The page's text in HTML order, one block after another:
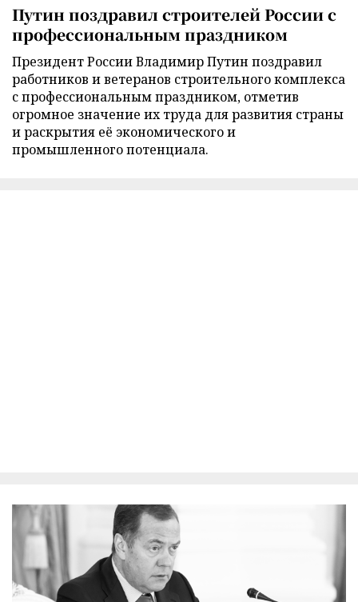
Путин поздравил строителей России с
профессиональным праздником
Президент России Владимир Путин поздравил
работников и ветеранов строительного комплекса
с профессиональным праздником, отметив
огромное значение их труда для развития страны
и раскрытия её экономического и
промышленного потенциала.